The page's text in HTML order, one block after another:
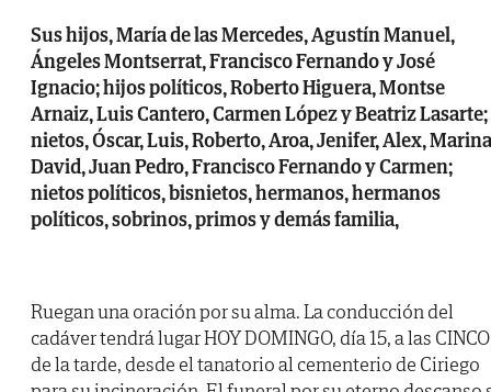
Sus hijos, María de las Mercedes, Agustín Manuel,
Ángeles Montserrat, Francisco Fernando y José
Ignacio; hijos políticos, Roberto Higuera, Montse
Arnaiz, Luis Cantero, Carmen López y Beatriz Lasarte;
nietos, Óscar, Luis, Roberto, Aroa, Jenifer, Alex,
David, Juan Pedro, Francisco Fernando y Carmen;
nietos políticos, bisnietos, hermanos, hermanos
políticos, sobrinos, primos y demás familia,
Ruegan una oración por su alma. La conducción del
cadáver tendrá lugar HOY DOMINGO, día 15, a las CINCO
de la tarde, desde el tanatorio al cementerio de Ciriego